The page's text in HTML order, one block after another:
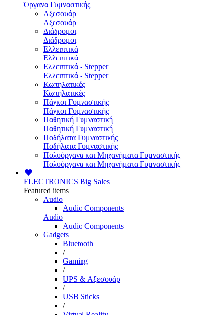
Όργανα Γυμναστικής
Αξεσουάρ
Αξεσουάρ
Διάδρομοι
Διάδρομοι
Ελλειπτικά
Ελλειπτικά
Ελλειπτικά - Stepper
Ελλειπτικά - Stepper
Κωπηλατικές
Κωπηλατικές
Πάγκοι Γυμναστικής
Πάγκοι Γυμναστικής
Παθητική Γυμναστική
Παθητική Γυμναστική
Ποδήλατα Γυμναστικής
Ποδήλατα Γυμναστικής
Πολυόργανα και Μηχανήματα Γυμναστικής
Πολυόργανα και Μηχανήματα Γυμναστικής
ELECTRONICS Big Sales
Featured items
Audio
Audio Components
Audio
Audio Components
Gadgets
Bluetooth
/
Gaming
/
UPS & Αξεσουάρ
/
USB Sticks
/